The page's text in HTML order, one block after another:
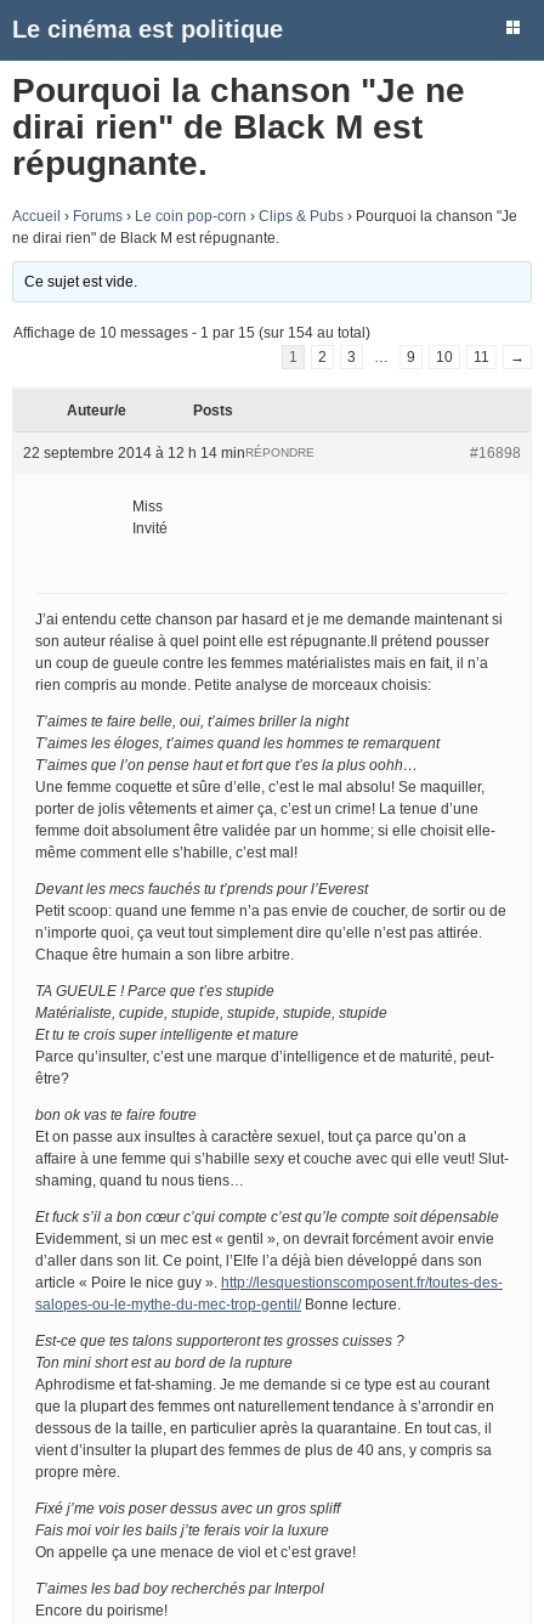
Le cinéma est politique
Pourquoi la chanson "Je ne
dirai rien" de Black M est
répugnante.
Accueil › Forums › Le coin pop-corn › Clips & Pubs › Pourquoi la chanson "Je
ne dirai rien" de Black M est répugnante.
Ce sujet est vide.
Affichage de 10 messages - 1 par 15 (sur 154 au total)
1
2 3 9 10 11 →
Auteur/e Posts
22 septembre 2014 à 12 h 14 min #16898
RÉPONDRE
Miss
Invité
J’ai entendu cette chanson par hasard et je me demande maintenant si
son auteur réalise à quel point elle est répugnante.Il prétend pousser
un coup de gueule contre les femmes matérialistes mais en fait, il n’a
rien compris au monde. Petite analyse de morceaux choisis:
T’aimes te faire belle, oui, t’aimes briller la night
T’aimes les éloges, t’aimes quand les hommes te remarquent
T’aimes que l’on pense haut et fort que t’es la plus oohh…
Une femme coquette et sûre d’elle, c’est le mal absolu! Se maquiller,
porter de jolis vêtements et aimer ça, c’est un crime! La tenue d’une
femme doit absolument être validée par un homme; si elle choisit elle-
même comment elle s’habille, c’est mal!
Devant les mecs fauchés tu t’prends pour l’Everest
Petit scoop: quand une femme n’a pas envie de coucher, de sortir ou de
n’importe quoi, ça veut tout simplement dire qu’elle n’est pas attirée.
Chaque être humain a son libre arbitre.
TA GUEULE ! Parce que t’es stupide
Matérialiste, cupide, stupide, stupide, stupide, stupide
Et tu te crois super intelligente et mature
Parce qu’insulter, c’est une marque d’intelligence et de maturité, peut-
être?
bon ok vas te faire foutre
Et on passe aux insultes à caractère sexuel, tout ça parce qu’on a
affaire à une femme qui s’habille sexy et couche avec qui elle veut! Slut-
shaming, quand tu nous tiens…
Et fuck s’il a bon cœur c’qui compte c’est qu’le compte soit dépensable
Evidemment, si un mec est « gentil », on devrait forcément avoir envie
d’aller dans son lit. Ce point, l’Elfe l’a déjà bien développé dans son
article « Poire le nice guy ». http://lesquestionscomposent.fr/toutes-des-
salopes-ou-le-mythe-du-mec-trop-gentil/Bonne lecture.
Est-ce que tes talons supporteront tes grosses cuisses ?
Ton mini short est au bord de la rupture
Aphrodisme et fat-shaming. Je me demande si ce type est au courant
que la plupart des femmes ont naturellement tendance à s’arrondir en
dessous de la taille, en particulier après la quarantaine. En tout cas, il
vient d’insulter la plupart des femmes de plus de 40 ans, y compris sa
propre mère.
Fixé j’me vois poser dessus avec un gros spliff
Fais moi voir les bails j’te ferais voir la luxure
On appelle ça une menace de viol et c’est grave!
T’aimes les bad boy recherchés par Interpol
Encore du poirisme!